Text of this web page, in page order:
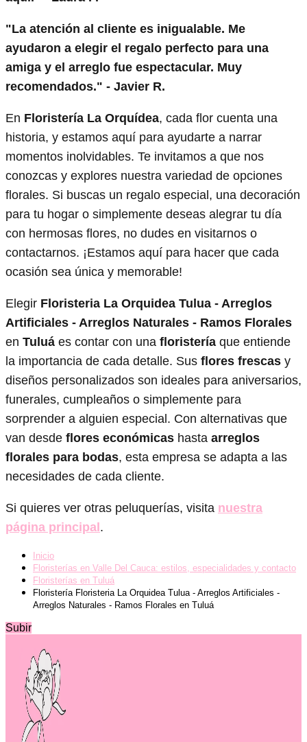
"La atención al cliente es inigualable. Me
ayudaron a elegir el regalo perfecto para una
amiga y el arreglo fue espectacular. Muy
recomendados." - Javier R.
En Floristería La Orquídea, cada flor cuenta una
historia, y estamos aquí para ayudarte a narrar
momentos inolvidables. Te invitamos a que nos
conozcas y explores nuestra variedad de opciones
florales. Si buscas un regalo especial, una decoración
para tu hogar o simplemente deseas alegrar tu día
con hermosas flores, no dudes en visitarnos o
contactarnos. ¡Estamos aquí para hacer que cada
ocasión sea única y memorable!
Elegir Floristeria La Orquidea Tulua - Arreglos
Artificiales - Arreglos Naturales - Ramos Florales
en Tuluá es contar con una floristería que entiende
la importancia de cada detalle. Sus flores frescas y
diseños personalizados son ideales para aniversarios,
funerales, cumpleaños o simplemente para
sorprender a alguien especial. Con alternativas que
van desde flores económicas hasta arreglos
florales para bodas, esta empresa se adapta a las
necesidades de cada cliente.
Si quieres ver otras peluquerías, visita nuestra
página principal.
Inicio
Floristerías en Valle Del Cauca: estilos, especialidades y contacto
Floristerías en Tuluá
Floristería Floristeria La Orquidea Tulua - Arreglos Artificiales -
Arreglos Naturales - Ramos Florales en Tuluá
Subir